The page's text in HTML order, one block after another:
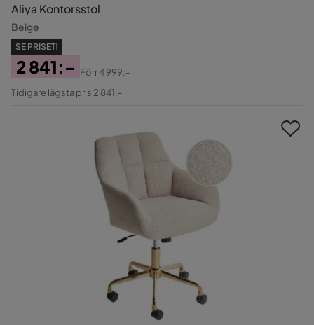
Aliya Kontorsstol
Beige
SE PRISET!
Pris
2 841:-
Original
Förr4 999:-
Tidigare lägsta pris 2 841:-